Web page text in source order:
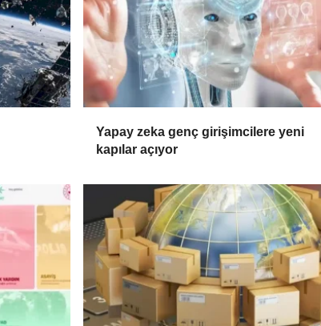
Yapay zeka genç girişimcilere yeni
kapılar açıyor